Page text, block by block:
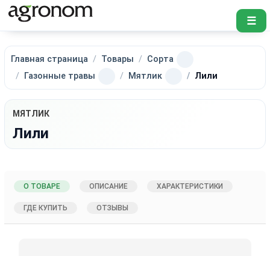
☰
Главная страница Товары
Сорта
Газонные травы
Мятлик Лили
МЯТЛИК
Лили
О ТОВАРЕ ОПИСАНИЕ ХАРАКТЕРИСТИКИ
ГДЕ КУПИТЬ ОТЗЫВЫ